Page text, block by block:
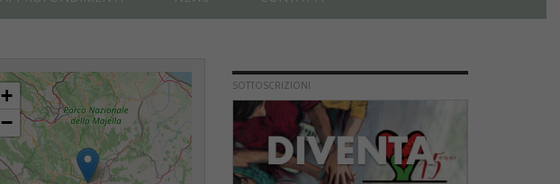
+
−
SOTTOSCRIZIONI